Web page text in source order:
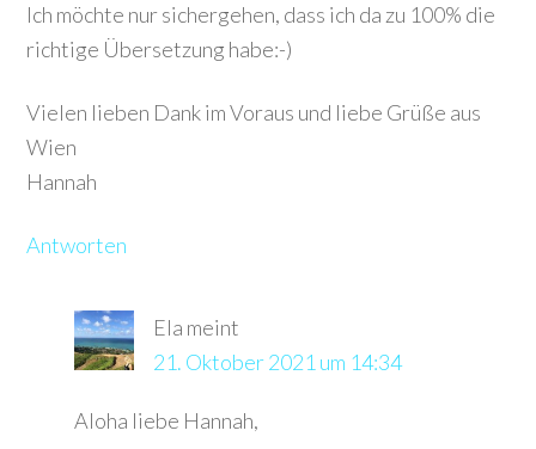
Ich möchte nur sichergehen, dass ich da zu 100% die
richtige Übersetzung habe:-)
Vielen lieben Dank im Voraus und liebe Grüße aus
Wien
Hannah
Antworten
Ela meint
21. Oktober 2021 um 14:34
Aloha liebe Hannah,